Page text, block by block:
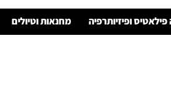
פילאטיס ופיזיותרפיה מחנאות וטיולים